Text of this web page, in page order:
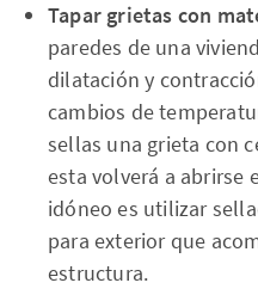
Tapar grietas con
paredes de una
dilatación y
cambios de
sellas una grieta con
esta volverá a abrirse
idóneo es utilizar
para exterior que
estructura.